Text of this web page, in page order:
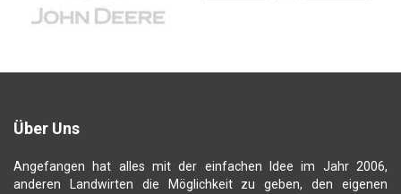
Über Uns
Angefangen hat alles mit der einfachen Idee im Jahr 2006,
anderen Landwirten die Möglichkeit zu geben, den eigenen